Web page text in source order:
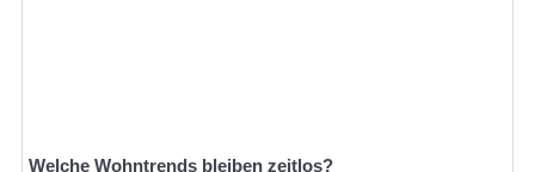
Welche Wohntrends bleiben zeitlos?